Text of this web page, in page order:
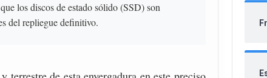
los discos de estado sólido (SSD) son
del repliegue definitivo.